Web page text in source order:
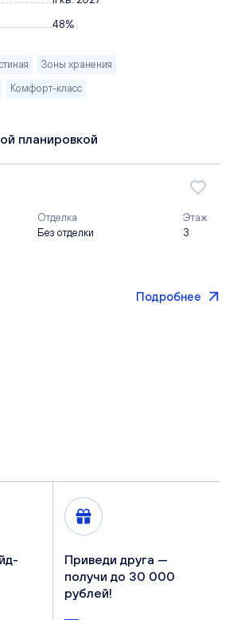
48%
Зоны хранения
Комфорт-класс
планировкой
Отделка
Без отделки
Этаж
3
Подробнее
Приведи друга —
получи до 30 000
рублей!